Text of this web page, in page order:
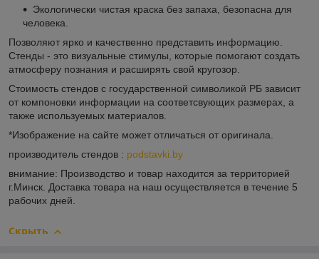
Экологически чистая краска без запаха, безопасна для
человека.
Позволяют ярко и качественно представить информацию.
Стенды - это визуальные стимулы, которые помогают создать
атмосферу познания и расширять свой кругозор.
Стоимость стендов с государственной символикой РБ зависит
от компоновки информации на соответсвующих размерах, а
также используемых материалов.
*Изображение на сайте может отличаться от оригинала.
производитель стендов : podstavki.by
внимание: Производство и товар находится за территорией
г.Минск. Доставка товара на наш осуществляется в течение 5
рабочих дней.
Скрыть